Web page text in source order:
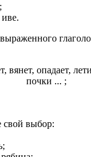
вянет, опадает,
... ;
свой выбор: